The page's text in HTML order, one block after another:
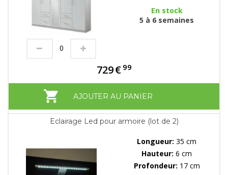
En stock
5 à 6 semaines
729€ 99
AJOUTER AU PANIER
Eclairage Led pour armoire (lot de 2)
Longueur: 35 cm
Hauteur: 6 cm
Profondeur: 17 cm